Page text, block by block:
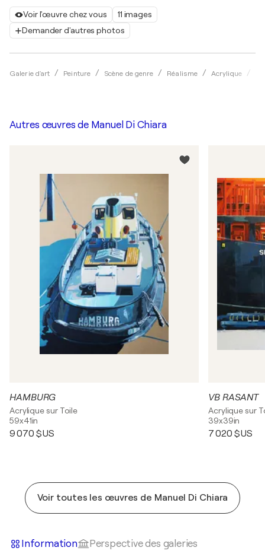
Voir l'œuvre chez vous
11 images
Demander d'autres photos
Galerie d'art Peinture Scène de genre Réalisme Acrylique
Autres œuvres de Manuel Di Chiara
HAMBURG
Acrylique sur Toile
59x41in
9 070 $US
VB RASANT
Acrylique sur
39x39in
7 020 $US
Voir toutes les œuvres de Manuel Di Chiara
Information Perspective des galeries